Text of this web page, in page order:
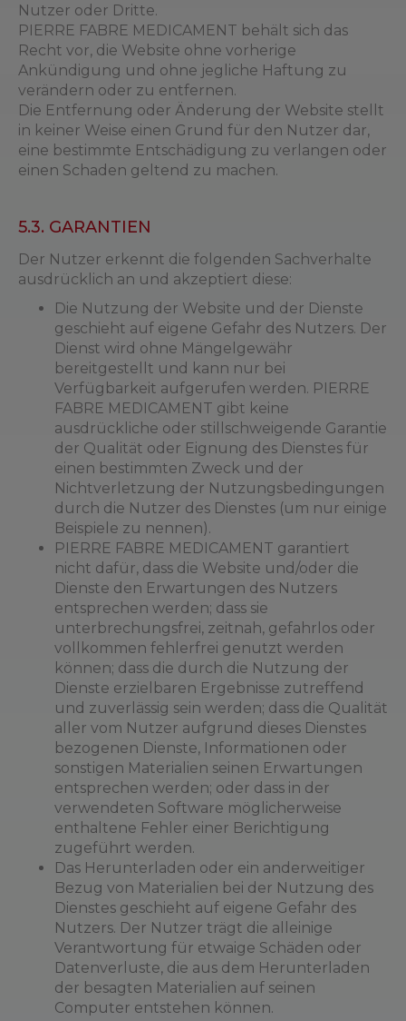
Nutzer oder Dritte.
PIERRE FABRE MEDICAMENT behält sich das
Recht vor, die Website ohne vorherige
Ankündigung und ohne jegliche Haftung zu
verändern oder zu entfernen.
Die Entfernung oder Änderung der Website stellt
in keiner Weise einen Grund für den Nutzer dar,
eine bestimmte Entschädigung zu verlangen oder
einen Schaden geltend zu machen.
5.3. GARANTIEN
Der Nutzer erkennt die folgenden Sachverhalte
ausdrücklich an und akzeptiert diese:
Die Nutzung der Website und der Dienste
geschieht auf eigene Gefahr des Nutzers. Der
Dienst wird ohne Mängelgewähr
bereitgestellt und kann nur bei
Verfügbarkeit aufgerufen werden. PIERRE
FABRE MEDICAMENT gibt keine
ausdrückliche oder stillschweigende Garantie
der Qualität oder Eignung des Dienstes für
einen bestimmten Zweck und der
Nichtverletzung der Nutzungsbedingungen
durch die Nutzer des Dienstes (um nur einige
Beispiele zu nennen).
PIERRE FABRE MEDICAMENT garantiert
nicht dafür, dass die Website und/oder die
Dienste den Erwartungen des Nutzers
entsprechen werden; dass sie
unterbrechungsfrei, zeitnah, gefahrlos oder
vollkommen fehlerfrei genutzt werden
können; dass die durch die Nutzung der
Dienste erzielbaren Ergebnisse zutreffend
und zuverlässig sein werden; dass die Qualität
aller vom Nutzer aufgrund dieses Dienstes
bezogenen Dienste, Informationen oder
sonstigen Materialien seinen Erwartungen
entsprechen werden; oder dass in der
verwendeten Software möglicherweise
enthaltene Fehler einer Berichtigung
zugeführt werden.
Das Herunterladen oder ein anderweitiger
Bezug von Materialien bei der Nutzung des
Dienstes geschieht auf eigene Gefahr des
Nutzers. Der Nutzer trägt die alleinige
Verantwortung für etwaige Schäden oder
Datenverluste, die aus dem Herunterladen
der besagten Materialien auf seinen
Computer entstehen können.